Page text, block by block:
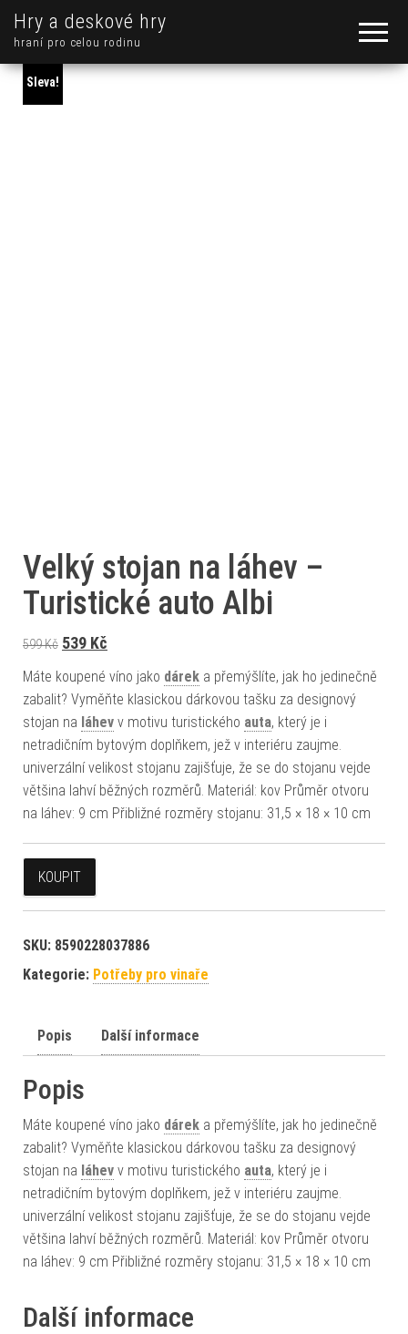
Hry a deskové hry
hraní pro celou rodinu
Sleva!
Velký stojan na láhev –
Turistické auto Albi
599Kč Původní cena byla: 599 Kč.
539 Kč
Máte koupené víno jako dárek a přemýšlíte, jak ho jedinečně
zabalit? Vyměňte klasickou dárkovou tašku za designový
stojan na láhev v motivu turistického auta, který je i
netradičním bytovým doplňkem, jež v interiéru zaujme.
univerzální velikost stojanu zajišťuje, že se do stojanu vejde
většina lahví běžných rozměrů. Materiál: kov Průměr otvoru
na láhev: 9 cm Přibližné rozměry stojanu: 31,5 × 18 × 10 cm
KOUPIT
SKU: 8590228037886
Kategorie: Potřeby pro vinaře
Popis Další informace
Popis
Máte koupené víno jako dárek a přemýšlíte, jak ho jedinečně
zabalit? Vyměňte klasickou dárkovou tašku za designový
stojan na láhev v motivu turistického auta, který je i
netradičním bytovým doplňkem, jež v interiéru zaujme.
univerzální velikost stojanu zajišťuje, že se do stojanu vejde
většina lahví běžných rozměrů. Materiál: kov Průměr otvoru
na láhev: 9 cm Přibližné rozměry stojanu: 31,5 × 18 × 10 cm
Další informace